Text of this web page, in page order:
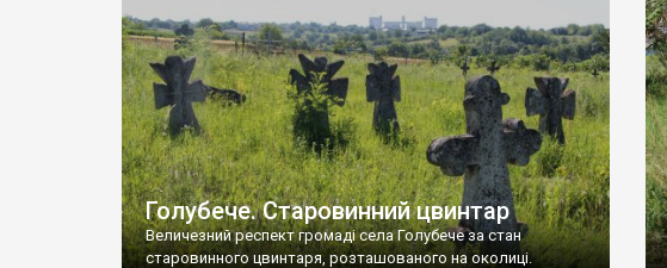
Голубече. Старовинний цвинтар
Величезний респект громаді села Голубече за стан
старовинного цвинтаря, розташованого на околиці.